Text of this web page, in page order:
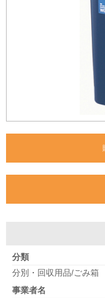
分類
分別・回収用品/ごみ箱
事業者名